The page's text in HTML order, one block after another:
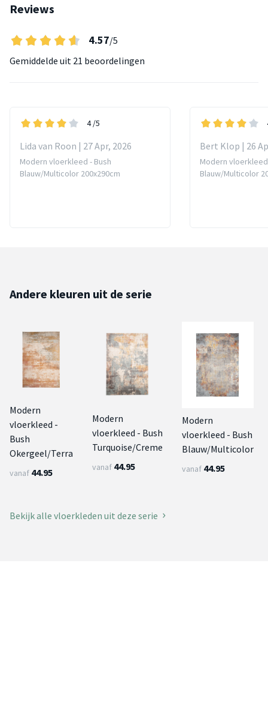
Reviews
4.57/5
Gemiddelde uit 21 beoordelingen
4 /5
Lida van Roon | 27 Apr, 2026
Modern vloerkleed - Bush
Blauw/Multicolor 200x290cm
Bert Klop | 26
Modern
Blauw/Multicolor
Andere kleuren uit de serie
Modern
vloerkleed -
Bush
Okergeel/Terra
vanaf 44.95
Modern
vloerkleed - Bush
Turquoise/Creme
vanaf 44.95
Modern
vloerkleed - Bush
Blauw/Multicolor
vanaf 44.95
Bekijk alle vloerkleden uit deze serie